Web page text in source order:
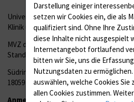
Universitätsmedizin Rostock
Klinik und Poliklinik für Strahlentherapie
MVZ der Universitätsmedizin Rostock
Standort Südstadt gGmbH
Südring 75
18059 Rostock
Anmeldung/Auskunft
Darstellung einiger
setzen wir Cookies ein, die als
qualifiziert sind. Ohne Ihre
diese Inhalte nicht ausgespielt
Internetangebot fortlaufend
bitten wir Sie, uns die
Nutzungsdaten zu ermöglichen.
auswählen, welche Cookies Sie
allen Cookies zustimmen.